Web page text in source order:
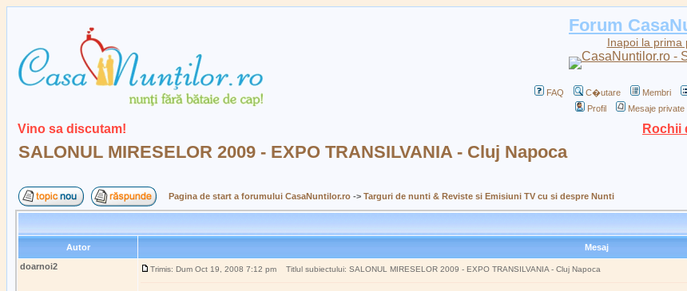
Forum
Inapoi la prima
FAQ C�utare Membri
Profil
Mesaje private
Vino sa discutam! Rochii
SALONUL MIRESELOR 2009 - EXPO TRANSILVANIA - Cluj Napoca
Pagina de start a forumului CasaNuntilor.ro -> Targuri de nunti & Reviste si Emisiuni TV cu si despre Nunti
Autor
Mesaj
doarnoi2
Trimis: Dum Oct 19, 2008 7:12 pm Titlul subiectului: SALONUL MIRESELOR 2009 - EXPO TRANSILVANIA - Cluj Napoca